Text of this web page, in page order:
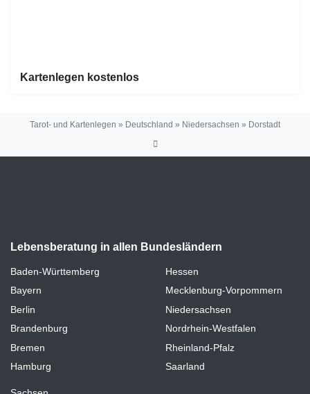
Kartenlegen kostenlos
Tarot- und Kartenlegen » Deutschland » Niedersachsen » Dorstadt
Lebensberatung in allen Bundesländern
Baden-Württemberg
Bayern
Berlin
Brandenburg
Bremen
Hamburg
Hessen
Mecklenburg-Vorpommern
Niedersachsen
Nordrhein-Westfalen
Rheinland-Pfalz
Saarland